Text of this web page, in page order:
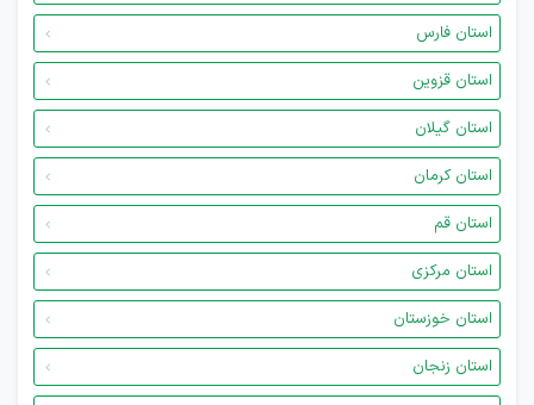
استان فارس
استان قزوین
استان گیلان
استان کرمان
استان قم
استان مرکزی
استان خوزستان
استان زنجان